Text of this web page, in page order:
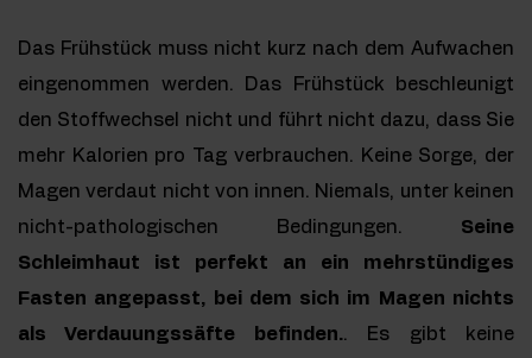
Das Frühstück muss nicht kurz nach dem Aufwachen
eingenommen werden. Das Frühstück beschleunigt
den Stoffwechsel nicht und führt nicht dazu, dass Sie
mehr Kalorien pro Tag verbrauchen. Keine Sorge, der
Magen verdaut nicht von innen. Niemals, unter keinen
nicht-pathologischen Bedingungen. Seine
Schleimhaut ist perfekt an ein mehrstündiges
Fasten angepasst, bei dem sich im Magen nichts
als Verdauungssäfte befinden.. Es gibt keine